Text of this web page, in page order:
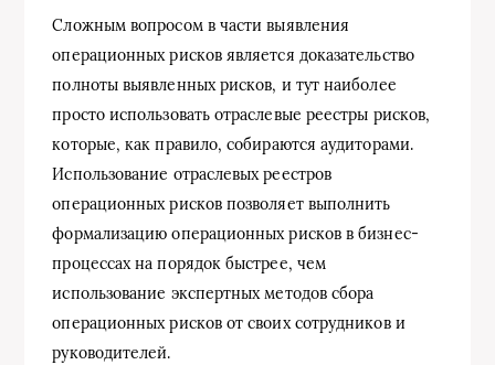
Сложным вопросом в части выявления
операционных рисков является доказательство
полноты выявленных рисков, и тут наиболее
просто использовать отраслевые реестры рисков,
которые, как правило, собираются аудиторами.
Использование отраслевых реестров
операционных рисков позволяет выполнить
формализацию операционных рисков в бизнес-
процессах на порядок быстрее, чем
использование экспертных методов сбора
операционных рисков от своих сотрудников и
руководителей.